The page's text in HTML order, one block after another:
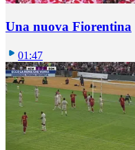
Una nuova Fiorentina
01:47